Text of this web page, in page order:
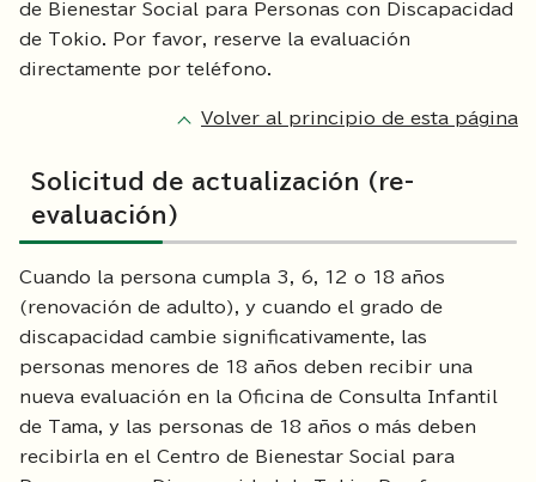
de Bienestar Social para Personas con Discapacidad
de Tokio. Por favor, reserve la evaluación
directamente por teléfono.
Volver al principio de esta página
Solicitud de actualización (re-
evaluación)
Cuando la persona cumpla 3, 6, 12 o 18 años
(renovación de adulto), y cuando el grado de
discapacidad cambie significativamente, las
personas menores de 18 años deben recibir una
nueva evaluación en la Oficina de Consulta Infantil
de Tama, y las personas de 18 años o más deben
recibirla en el Centro de Bienestar Social para